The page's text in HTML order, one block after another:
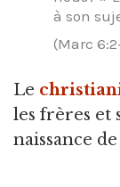
à son
(Marc
Le
les frères et
naissance de